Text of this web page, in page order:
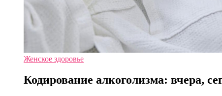
Женское здоровье
Кодирование алкоголизма: вчера,